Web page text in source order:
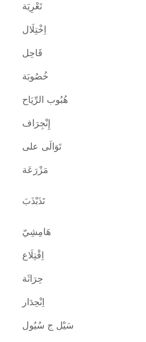
تَعْرِيَة
اِخْتِلَال
قَاحِل
خُصُوبَة
هُبُوب الرِّيَاح
إِنْجِرَاف
تَوَالَى على
مَزْرَعَة
تَذَبْذَبَ
هَامِشِيّ
اِقْتِلَاع
حِرَاثَة
اِنْحِدَار
سَيْل ج سُيُول